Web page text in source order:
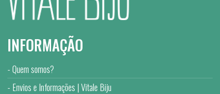
INFORMAÇÃO
Quem somos?
Envios e Informações | Vitale Biju